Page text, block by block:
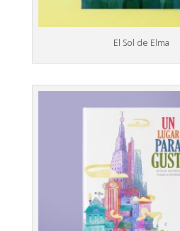
El Sol de Elma